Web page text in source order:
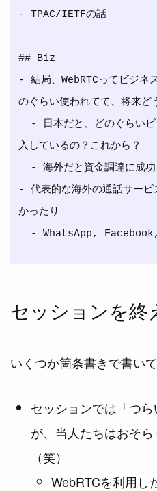
- TPAC/IETFの話
## Biz
- 結局、WebRTCってビジ
のぐらい使われてて、将来ど
入しているの？これから？
- 代表的な海外の通話サービ
かったり
セッションを終
いくつか箇条書きで書い
セッションでは「つ
が、当人たちはおそ
（笑）
WebRTCを利用し